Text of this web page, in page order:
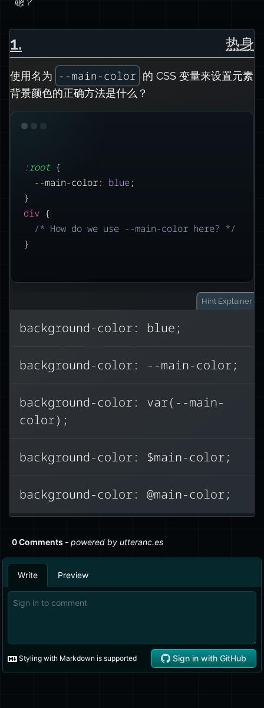
1. 热身
使用名为 --main-color
的 CSS 变量来设置元素
背景颜色的正确方法是什么？
:root {
--main-color: blue;
}
div {
/* How do we use --main-color here? */
}
Hint Explainer
background-color: blue;
background-color: --main-color;
background-color: var(--main-
color);
background-color: $main-color;
background-color: @main-color;
确答案是
background-color:
--main-color
的值并应用它。
其他选项可能来自其他语言或预处理器语